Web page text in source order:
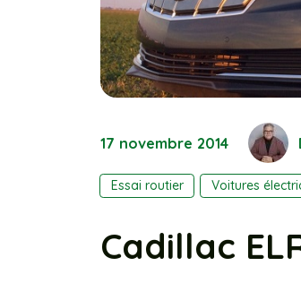
17 novembre 2014
Essai routier Voitures
Cadillac